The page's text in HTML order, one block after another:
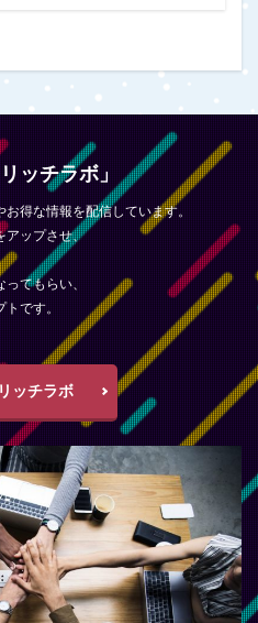
ッチラボ」
得な情報を配信しています。
アップさせ、
てもらい、
です。
ッチラボ